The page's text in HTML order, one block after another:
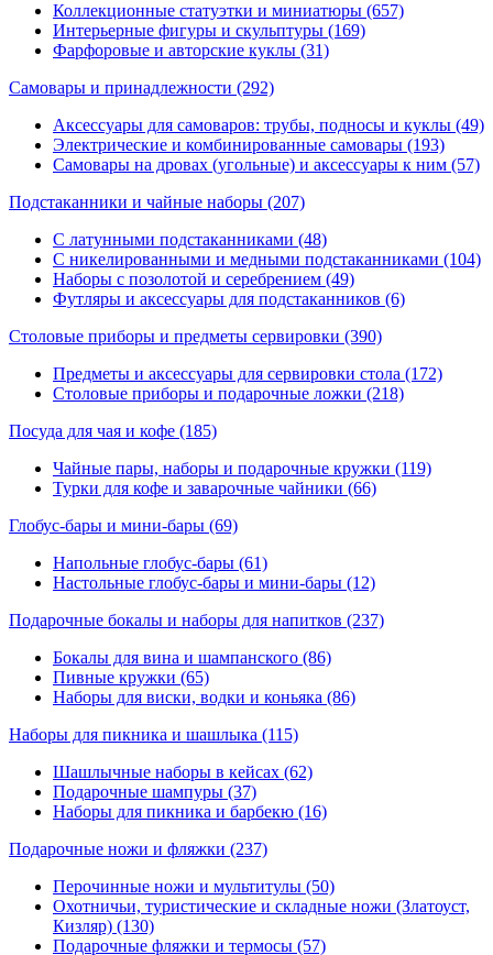
Коллекционные статуэтки и миниатюры (657)
Интерьерные фигуры и скульптуры (169)
Фарфоровые и авторские куклы (31)
Самовары и принадлежности (292)
Аксессуары для самоваров: трубы, подносы и куклы (49)
Электрические и комбинированные самовары (193)
Самовары на дровах (угольные) и аксессуары к ним (57)
Подстаканники и чайные наборы (207)
С латунными подстаканниками (48)
С никелированными и медными подстаканниками (104)
Наборы с позолотой и серебрением (49)
Футляры и аксессуары для подстаканников (6)
Столовые приборы и предметы сервировки (390)
Предметы и аксессуары для сервировки стола (172)
Столовые приборы и подарочные ложки (218)
Посуда для чая и кофе (185)
Чайные пары, наборы и подарочные кружки (119)
Турки для кофе и заварочные чайники (66)
Глобус-бары и мини-бары (69)
Напольные глобус-бары (61)
Настольные глобус-бары и мини-бары (12)
Подарочные бокалы и наборы для напитков (237)
Бокалы для вина и шампанского (86)
Пивные кружки (65)
Наборы для виски, водки и коньяка (86)
Наборы для пикника и шашлыка (115)
Шашлычные наборы в кейсах (62)
Подарочные шампуры (37)
Наборы для пикника и барбекю (16)
Подарочные ножи и фляжки (237)
Перочинные ножи и мультитулы (50)
Охотничьи, туристические и складные ножи (Златоуст,
Кизляр) (130)
Подарочные фляжки и термосы (57)